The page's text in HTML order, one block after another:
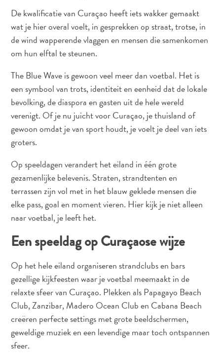
All-
inclusive
Hotels
en
Resorts
Vakantiewoningen
Plan
De kwalificatie van Curaçao heeft iets wakker gemaakt
wat je hier overal voelt, in gesprekken op straat, trotse, in
de wind wapperende vlaggen en mensen die samenkomen
om hun elftal te steunen.
The Blue Wave is gewoon veel meer dan voetbal. Het is
een symbool van trots, identiteit en eenheid dat de lokale
bevolking, de diaspora en gasten uit de hele wereld
verenigt. Of je nu juicht voor Curaçao, je thuisland of
gewoon omdat je van sport houdt, je voelt je deel van iets
groters.
Op speeldagen verandert het eiland in één grote
gezamenlijke belevenis. Straten, strandtenten en
terrassen zijn vol met in het blauw geklede mensen die
elke pass, goal en moment vieren. Hier kijk je niet alleen
naar voetbal, je leeft het.
Een speeldag op Curaçaose wijze
Op het hele eiland organiseren strandclubs en bars
gezellige kijkfeesten waar je voetbal meemaakt in de
relaxte sfeer van Curaçao. Plekken als Papagayo Beach
Club, Zanzibar, Madero Ocean Club en Cabana Beach
creëren perfecte settings met grote beeldschermen,
geweldige muziek en een levendige maar toch ontspannen
sfeer.